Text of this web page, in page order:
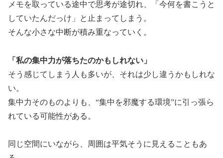
メモを取っている途中で思考が途切れ、「今何を書こうと
していたんだっけ」と止まってしまう。
そんな小さな中断が積み重なっていく。
「私の集中力が落ちたのかもしれない」
そう感じてしまう人も多いが、それは少し違うかもしれな
い。
集中力そのものよりも、“集中を邪魔する環境”に引っ張ら
れている可能性がある。
同じ空間にいながら、周囲は平気そうに見えることもあ